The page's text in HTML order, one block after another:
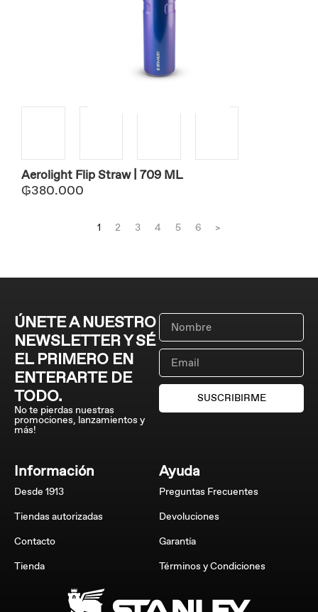
Aerolight Flip Straw | 709 ML
₲380.000
1 2 3 4 5 6 >
ÚNETE A NUESTRO
NEWSLETTER Y SÉ
EL PRIMERO EN
ENTERARTE DE
TODO.
No te pierdas nuestras
promociones, lanzamientos y
más!
SUSCRIBIRME
Información
Desde 1913
Tiendas autorizadas
Contacto
Tienda
Ayuda
Preguntas Frecuentes
Devoluciones
Garantía
Términos y Condiciones